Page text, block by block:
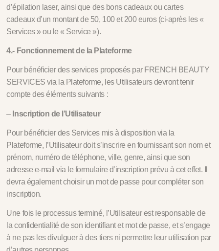
d’épilation laser, ainsi que des bons cadeaux ou cartes
cadeaux d’un montant de 50, 100 et 200 euros (ci-après les «
Services » ou le « Service »).
4.- Fonctionnement de la Plateforme
Pour bénéficier des services proposés par FRENCH BEAUTY
SERVICES via la Plateforme, les Utilisateurs devront tenir
compte des éléments suivants :
– Inscription de l’Utilisateur
Pour bénéficier des Services mis à disposition via la
Plateforme, l’Utilisateur doit s’inscrire en fournissant son nom et
prénom, numéro de téléphone, ville, genre, ainsi que son
adresse e-mail via le formulaire d’inscription prévu à cet effet. Il
devra également choisir un mot de passe pour compléter son
inscription.
Une fois le processus terminé, l’Utilisateur est responsable de
la confidentialité de son identifiant et mot de passe, et s’engage
à ne pas les divulguer à des tiers ni permettre leur utilisation par